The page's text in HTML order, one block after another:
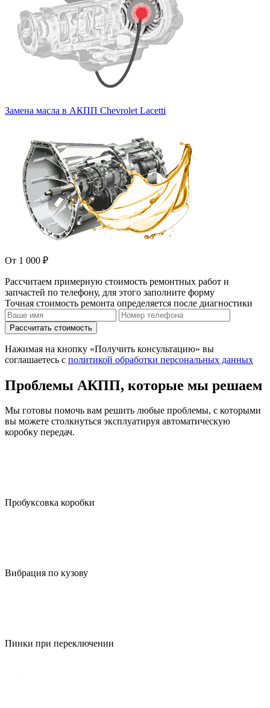
Замена масла в АКПП Chevrolet Lacetti
От 1 000 ₽
Рассчитаем примерную стоимость ремонтных работ и
запчастей по телефону, для этого заполните форму
Точная стоимость ремонта определяется после диагностики
Рассчитать стоимость
Нажимая на кнопку «Получить консультацию» вы
соглашаетесь с политикой обработки персональных данных
Проблемы АКПП, которые мы решаем
Мы готовы помочь вам решить любые проблемы, с которыми
вы можете столкнуться эксплуатируя автоматическую
коробку передач.
Пробуксовка коробки
Вибрация по кузову
Пинки при переключении